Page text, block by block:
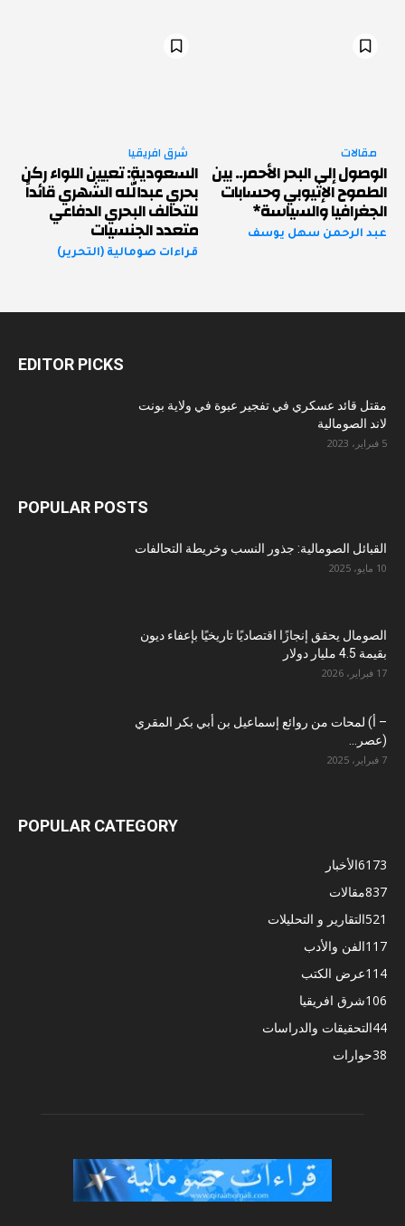
مقالات
الوصول إلى البحر الأحمر.. بين
الطموح الإثيوبي وحسابات
الجغرافيا والسياسة*
عبد الرحمن سهل يوسف
شرق افريقيا
السعودية: تعيين اللواء ركن
بحري عبدالله الشهري قائداً
للتحالف البحري الدفاعي
متعدد الجنسيات
قراءات صومالية (التحرير)
EDITOR PICKS
مقتل قائد عسكري في تفجير عبوة في ولاية بونت
لاند الصومالية
5 فبراير، 2023
POPULAR POSTS
القبائل الصومالية: جذور النسب وخريطة التحالفات
10 مايو، 2025
الصومال يحقق إنجازًا اقتصاديًا تاريخيًا بإعفاء ديون
بقيمة 4.5 مليار دولار
17 فبراير، 2026
– أ) لمحات من روائع إسماعيل بن أبي بكر المقري
(عصر...
7 فبراير، 2025
POPULAR CATEGORY
الأخبار6173
مقالات837
التقارير و التحليلات521
الفن والأدب117
عرض الكتب114
شرق افريقيا106
التحقيقات والدراسات44
حوارات38